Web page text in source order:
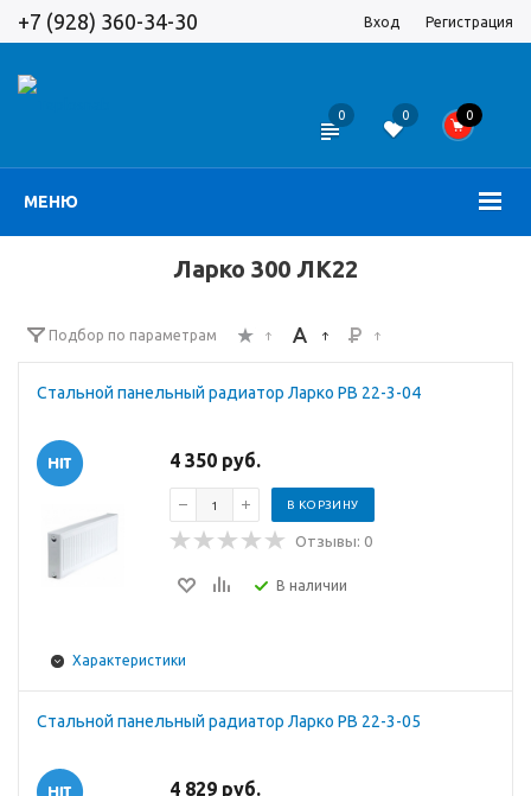
+7 (928) 360-34-30 Вход Регистрация
МЕНЮ
0 0 0
Ларко 300 ЛК22
Подбор по параметрам
Стальной панельный радиатор Ларко PB 22-3-04
4 350 руб.
В КОРЗИНУ
Отзывы: 0
В наличии
Характеристики
Стальной панельный радиатор Ларко PB 22-3-05
4 829 руб.